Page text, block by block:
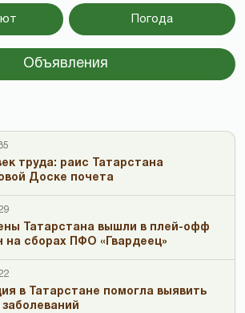
Погода
Объявления
труда: раис Татарстана
Доске почета
Татарстана вышли в плей-офф
на сборах ПФО «Гвардеец»
в Татарстане помогла выявить